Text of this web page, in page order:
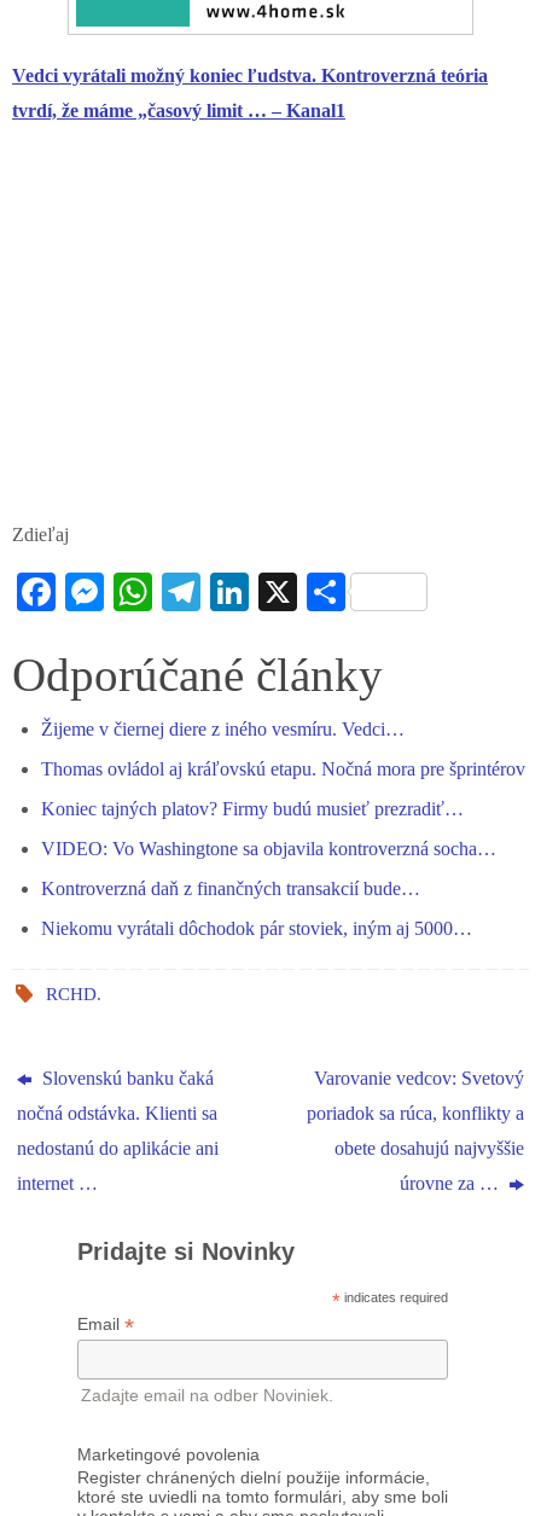
Vedci vyrátali možný koniec ľudstva. Kontroverzná teória
tvrdí, že máme „časový limit … – Kanal1
Zdieľaj
Fa
bo
ok
M
se
er
W
ts
pp
Te
gr
m
Li
ed
X S
re
Odporúčané články
Žijeme v čiernej diere z iného vesmíru. Vedci…
Thomas ovládol aj kráľovskú etapu. Nočná mora pre šprintérov
Koniec tajných platov? Firmy budú musieť prezradiť…
VIDEO: Vo Washingtone sa objavila kontroverzná socha…
Kontroverzná daň z finančných transakcií bude…
Niekomu vyrátali dôchodok pár stoviek, iným aj 5000…
RCHD.
Slovenskú banku čaká
nočná odstávka. Klienti sa
nedostanú do aplikácie ani
internet …
Varovanie vedcov: Svetový
poriadok sa rúca, konflikty a
obete dosahujú najvyššie
úrovne za …
Pridajte si Novinky
* indicates required
Email *
Zadajte email na odber Noviniek.
Marketingové povolenia
Register chránených dielní použije informácie,
ktoré ste uviedli na tomto formulári, aby sme boli